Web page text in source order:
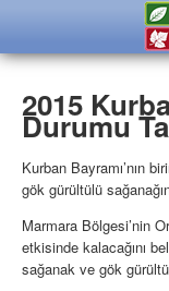
2015
Durumu
Kurban Bayramı’nın
gök gürültülü
Marmara Bölgesi’nin
etkisinde kalacağını
sağanak ve gök